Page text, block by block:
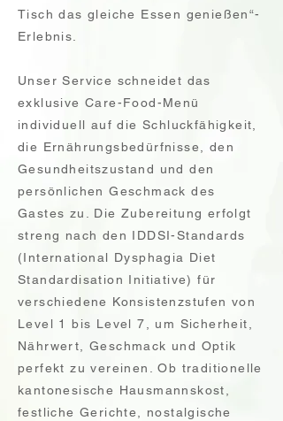
Tisch das gleiche Essen genießen“-
Erlebnis.
Unser Service schneidet das
exklusive Care-Food-Menü
individuell auf die Schluckfähigkeit,
die Ernährungsbedürfnisse, den
Gesundheitszustand und den
persönlichen Geschmack des
Gastes zu. Die Zubereitung erfolgt
streng nach den IDDSI-Standards
(International Dysphagia Diet
Standardisation Initiative) für
verschiedene Konsistenzstufen von
Level 1 bis Level 7, um Sicherheit,
Nährwert, Geschmack und Optik
perfekt zu vereinen. Ob traditionelle
kantonesische Hausmannskost,
festliche Gerichte, nostalgische